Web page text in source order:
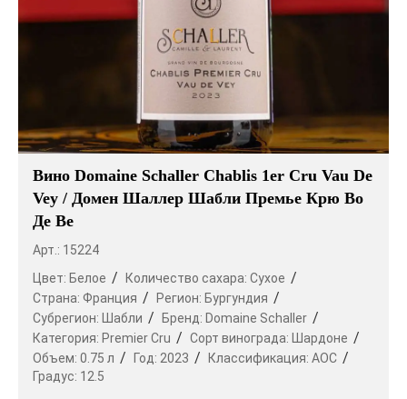
Вино Domaine Schaller Chablis 1er Cru Vau De
Vey / Домен Шаллер Шабли Премье Крю Во
Де Ве
Арт.: 15224
Цвет: Белое Количество сахара: Сухое
Страна: Франция Регион: Бургундия
Субрегион: Шабли Бренд: Domaine Schaller
Категория: Premier Cru Сорт винограда: Шардоне
Объем: 0.75 л Год: 2023 Классификация: AOC
Градус: 12.5